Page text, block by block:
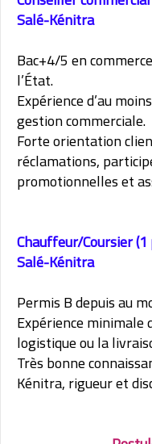
Salé-Kénitra
Bac+4/5 en
l’État.
Expérience d’au
gestion commerciale.
Forte orientation
réclamations,
promotionnelles et
Chauffeur/Coursier
Salé-Kénitra
Permis B depuis au
Expérience
logistique ou la
Très bonne
Kénitra, rigueur et